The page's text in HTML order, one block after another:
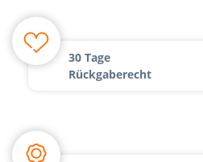
30 Tage
Rückgaberecht